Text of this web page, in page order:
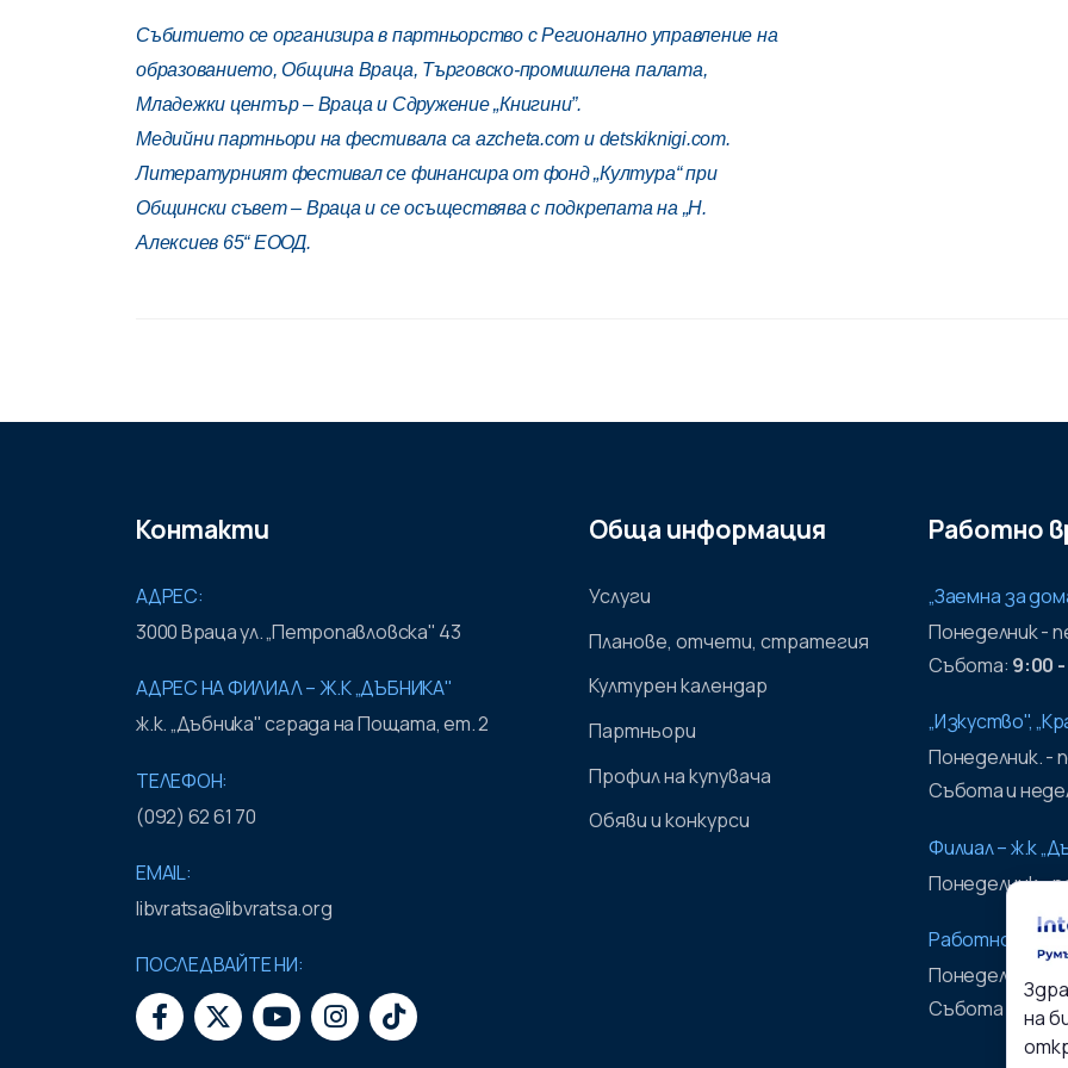
Събитието се организира в партньорство с Регионално управление на
образованието, Община Враца, Търговско-промишлена палата,
Младежки център – Враца и Сдружение „Книгини”.
Медийни партньори на фестивала са azcheta.com и detskiknigi.com.
Литературният фестивал се финансира от фонд „Култура“ при
Общински съвет – Враца и се осъществява с подкрепата на „Н.
Алексиев 65“ ЕООД.
Контакти
АДРЕС:
3000 Враца ул. „Петропавловска" 43
АДРЕС НА ФИЛИАЛ – Ж.К „ДЪБНИКА"
ж.к. „Дъбника" сграда на Пощата, ет. 2
ТЕЛЕФОН:
(092) 62 61 70
EMAIL:
libvratsa@libvratsa.org
ПОСЛЕДВАЙТЕ НИ:
Обща информация
Услуги
Планове, отчети, стратегия
Културен календар
Партньори
Профил на купувача
Обяви и конкурси
Работно
„Заемна за
Понеделник -
Събота: 9:00 -
„Изкуство",
Понеделник. -
Събота и
Филиал – ж.к
Понеделник -
Работно
Понеделник -
Събота и на